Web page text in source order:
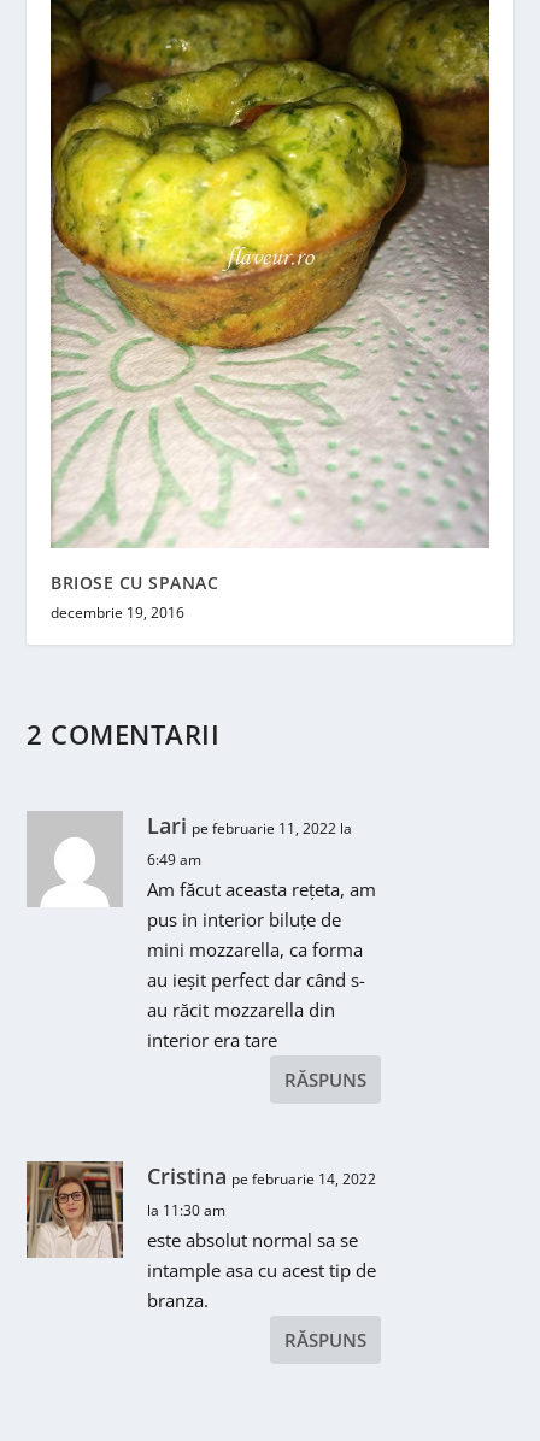
BRIOSE CU SPANAC
decembrie 19, 2016
2 COMENTARII
Lari pe februarie 11, 2022 la
6:49 am
Am făcut aceasta rețeta, am
pus in interior biluțe de
mini mozzarella, ca forma
au ieșit perfect dar când s-
au răcit mozzarella din
interior era tare
RĂSPUNS
Cristina pe februarie 14, 2022
la 11:30 am
este absolut normal sa se
intample asa cu acest tip de
branza.
RĂSPUNS